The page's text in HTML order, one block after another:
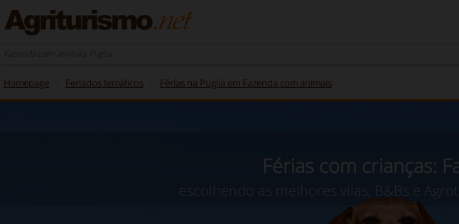
Fazenda com animais Puglia
Homepage Feriados temáticos Férias na Puglia em Fazenda com animais
Férias com crianças:
escolhendo as melhores vilas, B&Bs e